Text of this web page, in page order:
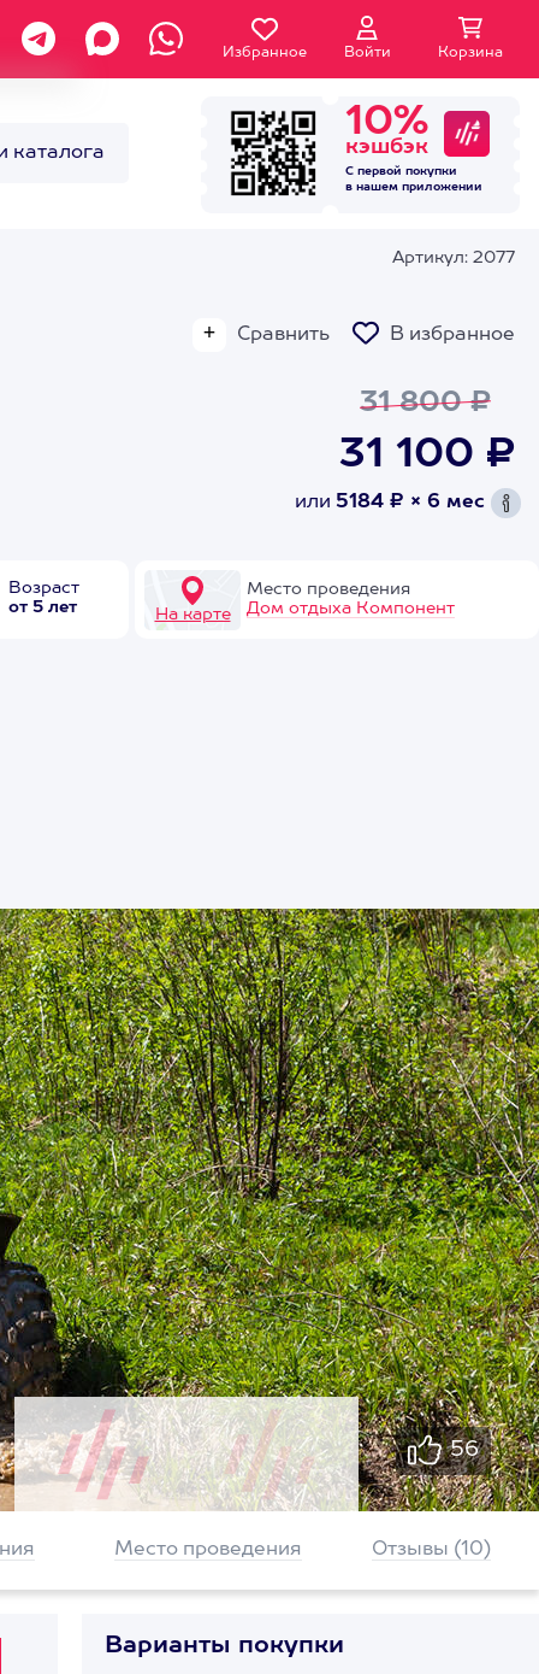
Избранное Войти Корзина
каталога
10%
кэшбэк
С первой покупки
в нашем приложении
Артикул: 2077
Сравнить В избранное
31 800 ₽
31 100 ₽
или 5184 ₽ × 6 мес
Возраст
от 5 лет
На карте
Место проведения
Дом отдыха Компонент
56
Место проведения Отзывы (10)
Варианты покупки